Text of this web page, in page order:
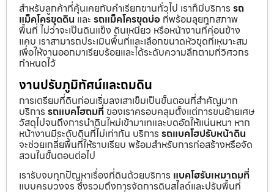
สำหรับลูกค้าที่คุ้นเคยกับคำเรียกขานทั่วไป เราก็มีบริการ รถ
แม็คโครขุดดิน และ รถแม็คโครขุดบ่อ ที่พร้อมลุยทุกสภาพ
พื้นที่ ไม่ว่าจะเป็นดินแข็ง ดินเหนียว หรือหน้างานที่ค่อนข้าง
แคบ เราสามารถประเมินพื้นที่และเลือกขนาดหัวขุดที่เหมาะสม
เพื่อให้งานออกมาเรียบร้อยและได้ระดับความลึกตามที่วิศวกร
กำหนดไว้
งานปรับภูมิทัศน์และถมดิน
การเตรียมที่ดินก่อนเริ่มลงเสาเข็มเป็นขั้นตอนที่สำคัญมาก
บริการ รถแบคโฮถมที่ ของเราครอบคลุมตั้งแต่การขนย้ายเศษ
วัสดุไปจนถึงการนำดินใหม่เข้ามาเทและบดอัดให้แน่นหนา หาก
หน้างานมีระดับดินที่ไม่เท่ากัน บริการ รถแบคโฮปรับหน้าดิน
จะช่วยเกลี่ยพื้นที่ให้ราบเรียบ พร้อมสำหรับการก่อสร้างหรือจัด
สวนในขั้นตอนต่อไป
เรารับจบทุกปัญหาเรื่องที่ดินด้วยบริการ แบคโฮรับเหมาถมที่
แบบครบวงจร ซึ่งรวมถึงการจัดการดินสไลด์และปรับพื้นที่